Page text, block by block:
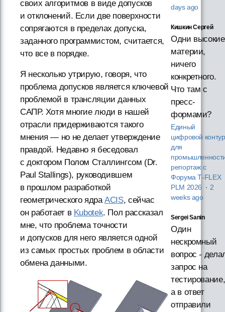
своих алгоритмов в виде допусков
и отклонений. Если две поверхности
сопрягаются в пределах допуска,
заданного программистом, считается,
что все в порядке.
Я несколько утрирую, говоря, что
проблема допусков является ключевой
проблемой в трансляции данных
САПР. Хотя многие люди в нашей
отрасли придерживаются такого
мнения — но не делает утверждение
правдой. Недавно я беседовал
с доктором Полом Сталлингсом (Dr.
Paul Stallings), руководившем
в прошлом разработкой
геометрического ядраACIS, сейчас
он работает в Kubotek. Пол рассказал
мне, что проблема точности
и допусков для него является одной
из самых простых проблем в области
обмена данными.
days ago
Кишкин Сергей
Одни высокие
материи,
ничего
конкретного.
Что там с
пресс-
формами?
Единый
цифровой контур
для
репортаж с
Форума T‑FLEX
PLM 2026 · 2
weeks ago
Sergei Sanin
Один
нескромный
вопрос -
запрос на
тестирование,
а в ответ
отправили